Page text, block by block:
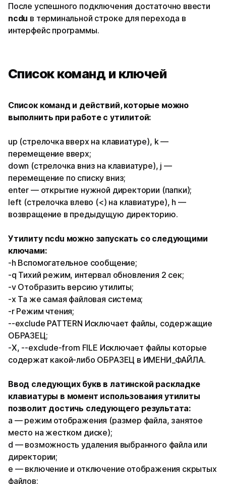
После успешного подключения достаточно ввести
ncdu в терминальной строке для перехода в
интерфейс программы.
Список команд и ключей
Список команд и действий, которые можно
выполнить при работе с утилитой:
up (стрелочка вверх на клавиатуре), k —
перемещение вверх;
down (стрелочка вниз на клавиатуре), j —
перемещение по списку вниз;
enter — открытие нужной директории (папки);
left (стрелочка влево (<) на клавиатуре), h —
возвращение в предыдущую директорию.
Утилиту ncdu можно запускать со следующими
ключами:
-h Вспомогательное сообщение;
-q Тихий режим, интервал обновления 2 сек;
-v Отобразить версию утилиты;
-x Та же самая файловая система;
-r Режим чтения;
--exclude PATTERN Исключает файлы, содержащие
ОБРАЗЕЦ;
-X, --exclude-from FILE Исключает файлы которые
содержат какой-либо ОБРАЗЕЦ в ИМЕНИ_ФАЙЛА.
Ввод следующих букв в латинской раскладке
клавиатуры в момент использования утилиты
позволит достичь следующего результата:
a — режим отображения (размер файла, занятое
место на жестком диске);
d — возможность удаления выбранного файла или
директории;
e — включение и отключение отображения скрытых
файлов;